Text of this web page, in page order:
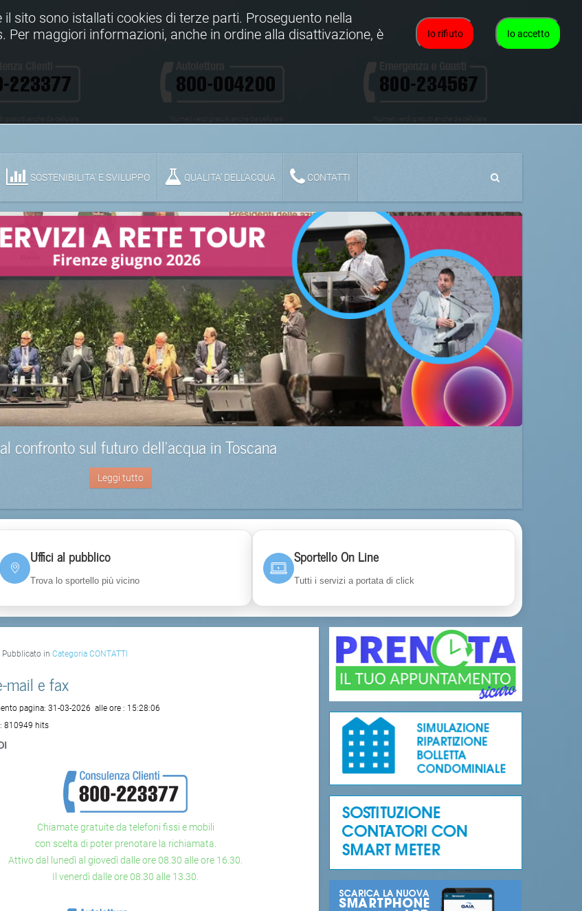
Numeri verdi gratuiti anche da cellulare
SOSTENIBILITA' E SVILUPPO QUALITA’ DELL’ACQUA CONTATTI
confronto sul futuro dell’acqua in Toscana
Leggi tutto
Uffici al pubblico
Trova lo sportello più vicino
Sportello On Line
Tutti i servizi a portata di click
Pubblicato inCategoria CONTATTI
mail e fax
pagina:31-03-2026 alle ore : 15:28:06
810949 hits
Chiamate gratuite da telefoni fissi e mobili
con scelta di poter prenotare la richiamata.
Attivo dal lunedì al giovedì dalle ore 08.30 alle ore 16.30.
Il venerdì dalle ore 08.30 alle 13.30.
Io accetto
Io rifiuto
sito sono istallati cookies di terze parti. Proseguento nella
maggiori informazioni, anche in ordine alla disattivazione, è